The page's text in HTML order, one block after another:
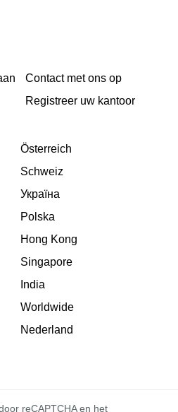
Contact met ons op
Registreer uw kantoor
Österreich
Schweiz
Україна
Polska
Hong Kong
Singapore
India
Worldwide
Nederland
reCAPTCHA en het